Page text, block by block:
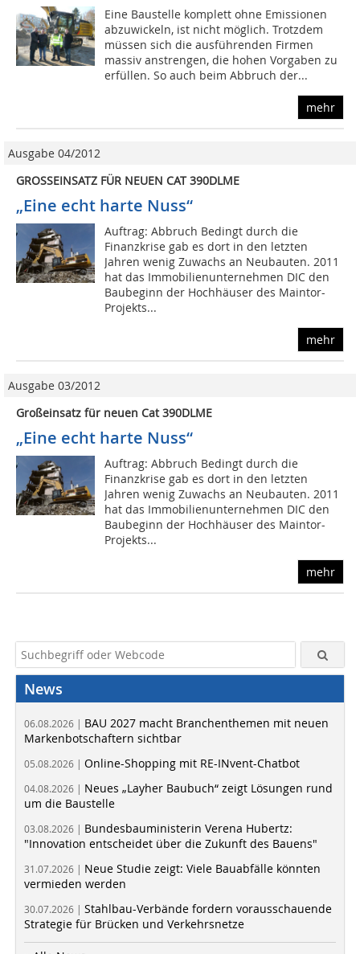
Eine Baustelle komplett ohne Emissionen
abzuwickeln, ist nicht möglich. Trotzdem
müssen sich die ausführenden Firmen
massiv anstrengen, die hohen Vorgaben zu
erfüllen. So auch beim Abbruch der...
mehr
Ausgabe 04/2012
GROSSEINSATZ FÜR NEUEN CAT 390DLME
„Eine echt harte Nuss“
Auftrag: Abbruch Bedingt durch die
Finanzkrise gab es dort in den letzten
Jahren wenig Zuwachs an Neubauten. 2011
hat das Immobilienunternehmen DIC den
Baubeginn der Hochhäuser des Maintor-
Projekts...
mehr
Ausgabe 03/2012
Großeinsatz für neuen Cat 390DLME
„Eine echt harte Nuss“
Auftrag: Abbruch Bedingt durch die
Finanzkrise gab es dort in den letzten
Jahren wenig Zuwachs an Neubauten. 2011
hat das Immobilienunternehmen DIC den
Baubeginn der Hochhäuser des Maintor-
Projekts...
mehr
News
06.08.2026 | BAU 2027 macht Branchenthemen mit neuen
Markenbotschaftern sichtbar
05.08.2026 | Online-Shopping mit RE-INvent-Chatbot
04.08.2026 | Neues „Layher Baubuch“ zeigt Lösungen rund
um die Baustelle
03.08.2026 | Bundesbauministerin Verena Hubertz:
"Innovation entscheidet über die Zukunft des Bauens"
31.07.2026 | Neue Studie zeigt: Viele Bauabfälle könnten
vermieden werden
30.07.2026 | Stahlbau-Verbände fordern vorausschauende
Strategie für Brücken und Verkehrsnetze